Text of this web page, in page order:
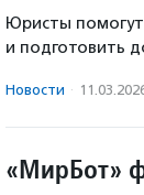
Юристы
и подготовить
Новости ·
«МирБот»